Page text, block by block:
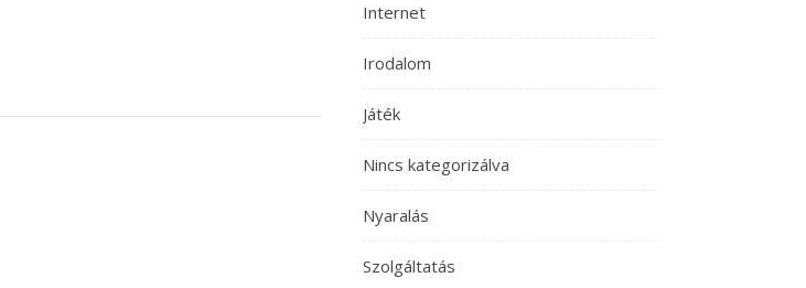
Internet
Irodalom
Játék
Nincs kategorizálva
Nyaralás
Szolgáltatás